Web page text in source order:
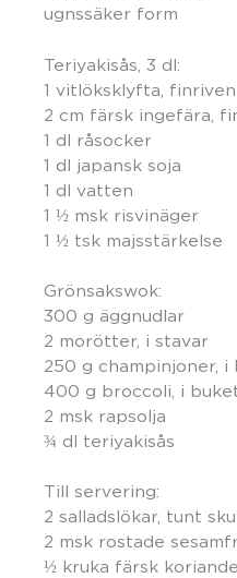
ugnssäker form
Teriyakisås, 3 dl:
1 vitlöksklyfta , finriven
2 cm färsk ingefära ,
1 dl råsocker
1 dl japansk soja
1 dl vatten
1 ½ msk risvinäger
1 ½ tsk majsstärkelse
Grönsakswok:
300 g äggnudlar
2 morötter, i stavar
250 g champinjoner, i
400 g broccoli i
2 msk rapsolja
¾ dl teriyakisås
Till servering:
2 salladslökar, tunt
2 msk rostade
½ kruka färsk